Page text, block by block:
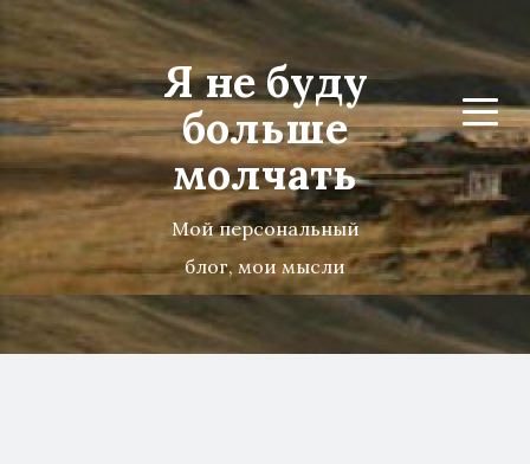
Я не буду
больше
молчать
Мой персональный
блог, мои мысли
Menu